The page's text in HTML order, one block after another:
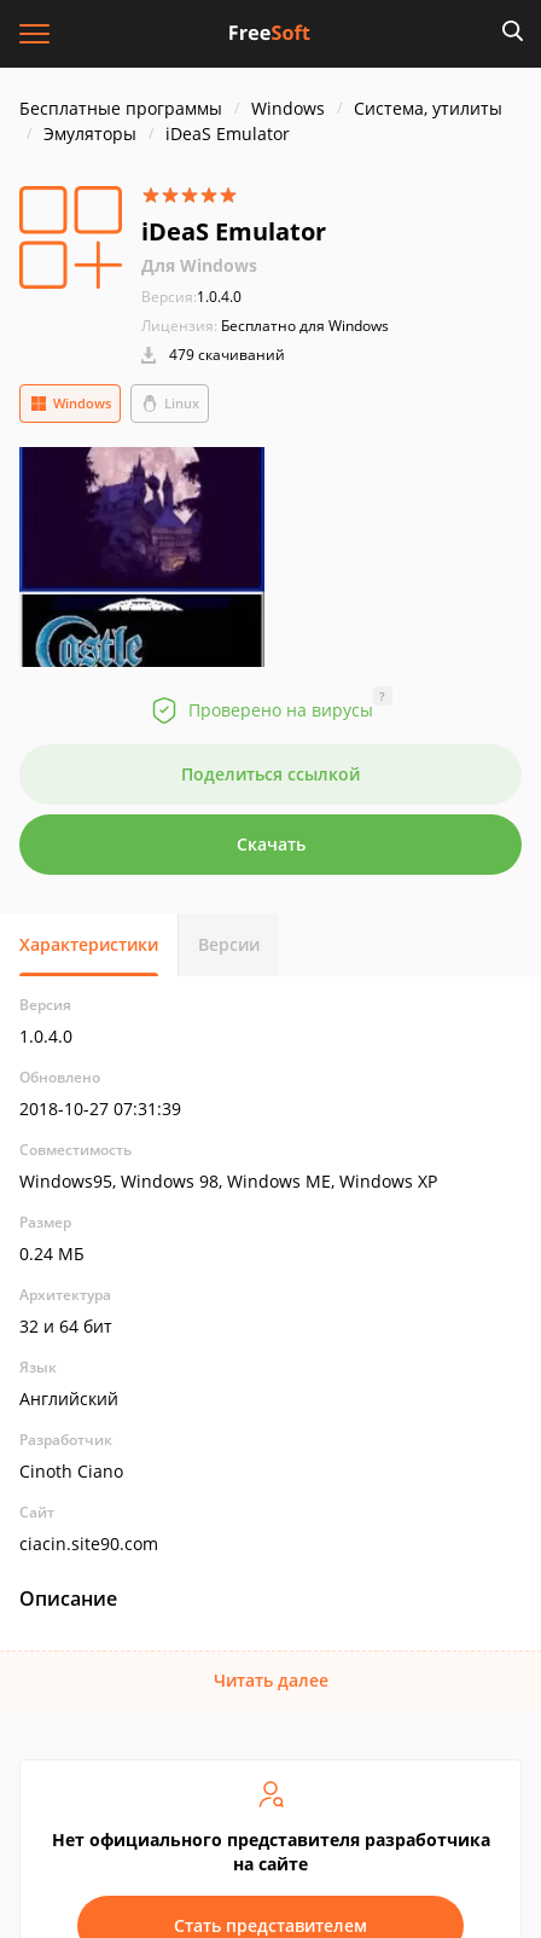
Бесплатные программы Windows
Система, утилиты
Эмуляторы
iDeaS Emulator
iDeaS Emulator
Для Windows
Версия:1.0.4.0
Лицензия: Бесплатно для Windows
479 скачиваний
Windows Linux
Проверено на вирусы
?
Поделиться ссылкой
Скачать
Характеристики Версии
Версия
1.0.4.0
Обновлено
2018-10-27 07:31:39
Совместимость
Windows95, Windows 98, Windows ME, Windows XP
Размер
0.24 МБ
Архитектура
32 и 64 бит
Язык
Английский
Разработчик
Cinoth Ciano
Сайт
ciacin.site90.com
Описание
Читать далее
Нет официального представителя разработчика
на сайте
Стать представителем